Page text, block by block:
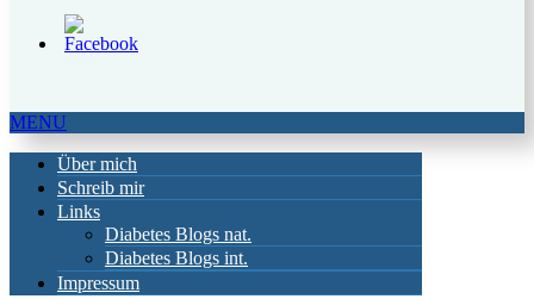
MENU
Über mich
Schreib mir
Links
Diabetes Blogs nat.
Diabetes Blogs int.
Impressum